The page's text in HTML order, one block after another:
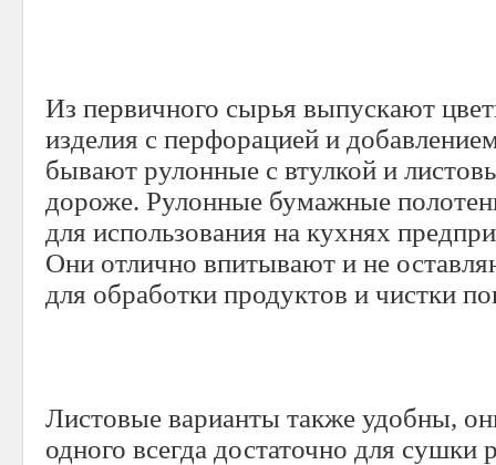
Из первичного сырья выпускают
изделия с перфорацией и
бывают рулонные с втулкой и
дороже. Рулонные бумажные
для использования на кухнях
Они отлично впитывают и не
для обработки продуктов и чистки
Листовые варианты также удобны,
одного всегда достаточно для сушки